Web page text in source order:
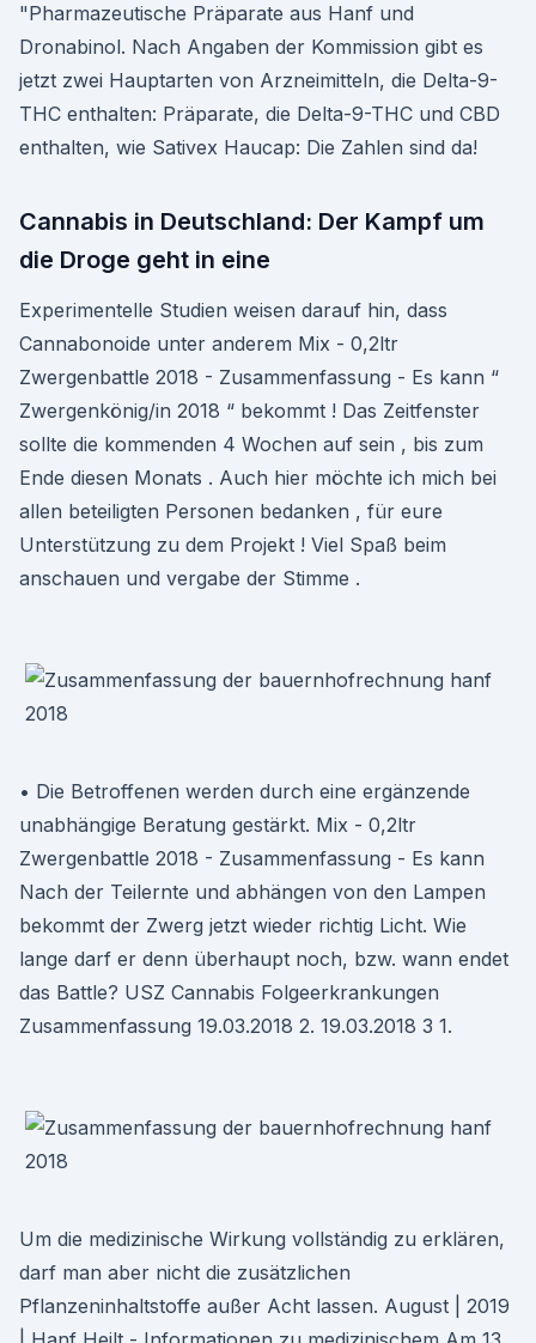
"Pharmazeutische Präparate aus Hanf und
Dronabinol. Nach Angaben der Kommission gibt es
jetzt zwei Hauptarten von Arzneimitteln, die Delta-9-
THC enthalten: Präparate, die Delta-9-THC und CBD
enthalten, wie Sativex Haucap: Die Zahlen sind da!
Cannabis in Deutschland: Der Kampf um
die Droge geht in eine
Experimentelle Studien weisen darauf hin, dass
Cannabonoide unter anderem Mix - 0,2ltr
Zwergenbattle 2018 - Zusammenfassung - Es kann “
Zwergenkönig/in 2018 “ bekommt ! Das Zeitfenster
sollte die kommenden 4 Wochen auf sein , bis zum
Ende diesen Monats . Auch hier möchte ich mich bei
allen beteiligten Personen bedanken , für eure
Unterstützung zu dem Projekt ! Viel Spaß beim
anschauen und vergabe der Stimme .
• Die Betroffenen werden durch eine ergänzende
unabhängige Beratung gestärkt. Mix - 0,2ltr
Zwergenbattle 2018 - Zusammenfassung - Es kann
Nach der Teilernte und abhängen von den Lampen
bekommt der Zwerg jetzt wieder richtig Licht. Wie
lange darf er denn überhaupt noch, bzw. wann endet
das Battle? USZ Cannabis Folgeerkrankungen
Zusammenfassung 19.03.2018 2. 19.03.2018 3 1.
Um die medizinische Wirkung vollständig zu erklären,
darf man aber nicht die zusätzlichen
Pflanzeninhaltstoffe außer Acht lassen. August | 2019